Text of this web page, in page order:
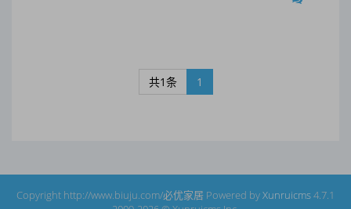
共1条 1
Copyright http://www.biuju.com/必优家居 Powered byXunruicms4.7.1